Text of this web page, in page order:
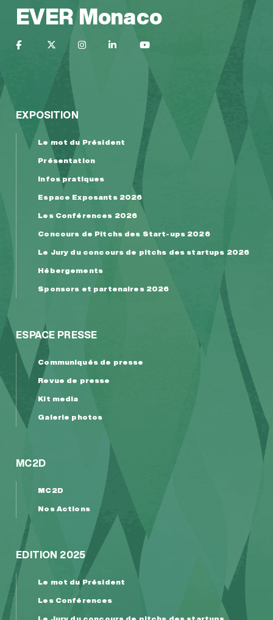
EVER Monaco
EXPOSITION
Le mot du Président
Présentation
Infos pratiques
Espace Exposants 2026
Les Conférences 2026
Concours de Pitchs des Start-ups 2026
Le Jury du concours de pitchs des startups 2026
Hébergements
Sponsors et partenaires 2026
ESPACE PRESSE
Communiqués de presse
Revue de presse
Kit media
Galerie photos
MC2D
MC2D
Nos Actions
EDITION 2025
Le mot du Président
Les Conférences